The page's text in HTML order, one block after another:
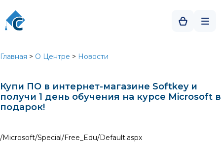
Главная > О Центре > Новости
Купи ПО в интернет-магазине Softkey и
получи 1 день обучения на курсе Microsoft в
подарок!
/Microsoft/Special/Free_Edu/Default.aspx